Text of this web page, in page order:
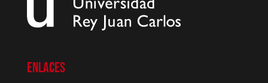
ENLACES